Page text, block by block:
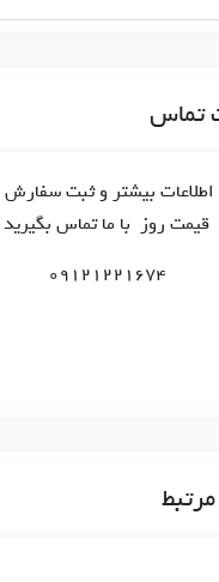
تماس
بیشتر و ثبت سفارش
قیمت روز با ما تماس بگیرید
09121221674